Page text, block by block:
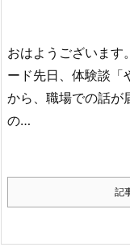
おはようございます
ード先日、体験談「
から、職場での
の…
記